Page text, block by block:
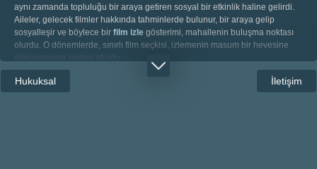
aynı zamanda topluluğu bir araya getiren sosyal bir etkinlik haline gelirdi.
Aileler, gelecek filmler hakkında tahminlerde bulunur, bir araya gelip
sosyalleşir ve böylece bir film izle gösterimi, mahallenin buluşma noktası
olurdu. O dönemlerde, sınırlı film seçkisi, izlemenin masum bir hevesine
dönüşmesine neden olurdu.
Zamanın akışı ve teknolojinin ilerlemesiyle, film izlemenin manası ve
erişilebilirliği köklü bir dönüşüm yaşadı. Eski günlerin karıncalı beyaz
Hukuksal İletişim